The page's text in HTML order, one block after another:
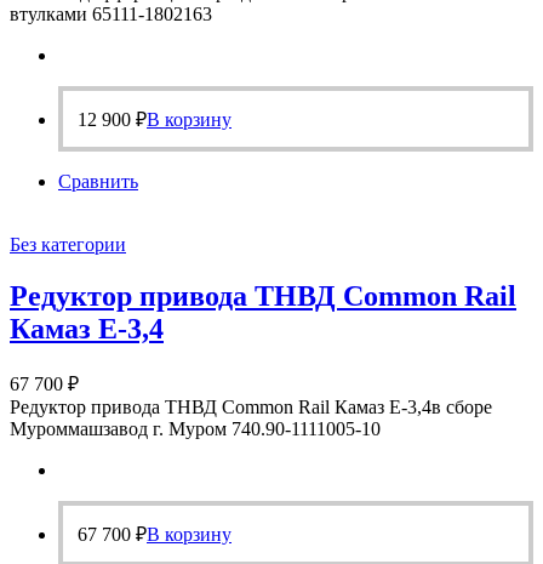
втулками 65111-1802163
12 900 ₽В корзину
Сравнить
Без категории
Редуктор привода ТНВД Common Rail
Камаз Е-3,4
67 700 ₽
Редуктор привода ТНВД Common Rail Камаз Е-3,4в сборе
Муроммашзавод г. Муром 740.90-1111005-10
67 700 ₽В корзину